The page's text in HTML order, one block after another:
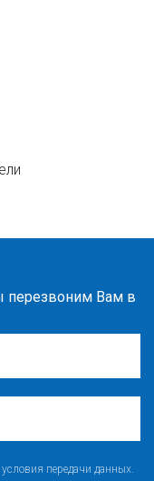
перезвоним Вам в
передачи данных.